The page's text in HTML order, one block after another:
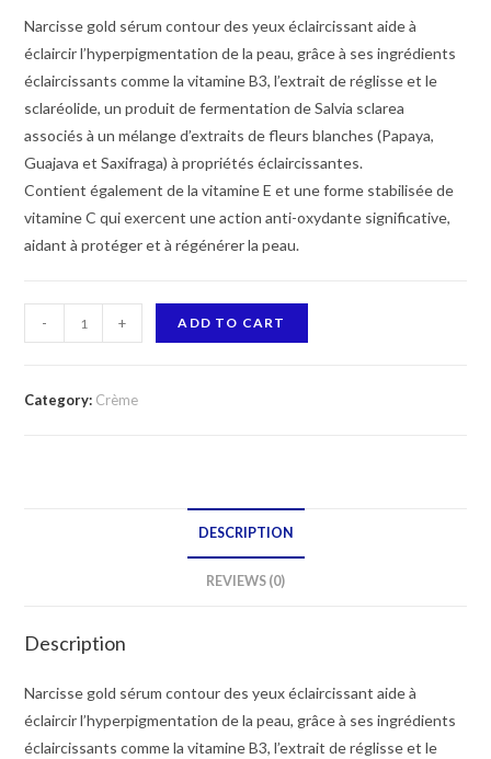
Narcisse gold sérum contour des yeux éclaircissant aide à
éclaircir l’hyperpigmentation de la peau, grâce à ses ingrédients
éclaircissants comme la vitamine B3, l’extrait de réglisse et le
sclaréolide, un produit de fermentation de Salvia sclarea
associés à un mélange d’extraits de fleurs blanches (Papaya,
Guajava et Saxifraga) à propriétés éclaircissantes.
Contient également de la vitamine E et une forme stabilisée de
vitamine C qui exercent une action anti-oxydante significative,
aidant à protéger et à régénérer la peau.
Narcisse
gold
contour
- + ADD TO CART
Category: Crème
DESCRIPTION
REVIEWS (0)
Description
Narcisse gold sérum contour des yeux éclaircissant aide à
éclaircir l’hyperpigmentation de la peau, grâce à ses ingrédients
éclaircissants comme la vitamine B3, l’extrait de réglisse et le